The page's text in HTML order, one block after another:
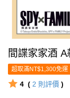
間諜家家酒
超取滿NT$1,300免運
4 ( 2 則評價 )